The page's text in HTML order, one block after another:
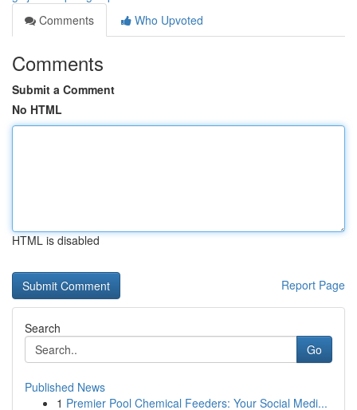
Comments
Who Upvoted
Comments
Submit a Comment
No HTML
HTML is disabled
Report Page
Search
Go
Published News
1 Premier Pool Chemical Feeders: Your Social Medi...